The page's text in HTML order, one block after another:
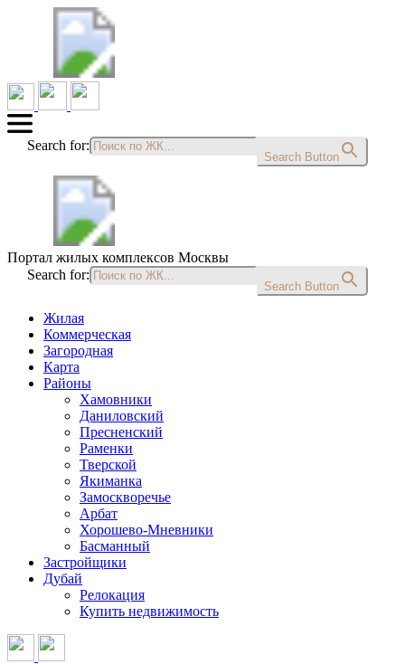
Search for:
Search Button
Портал жилых комплексов Москвы
Search for:
Search Button
Жилая
Коммерческая
Загородная
Карта
Районы
Хамовники
Даниловский
Пресненский
Раменки
Тверской
Якиманка
Замоскворечье
Арбат
Хорошево-Мневники
Басманный
Застройщики
Дубай
Релокация
Купить недвижимость